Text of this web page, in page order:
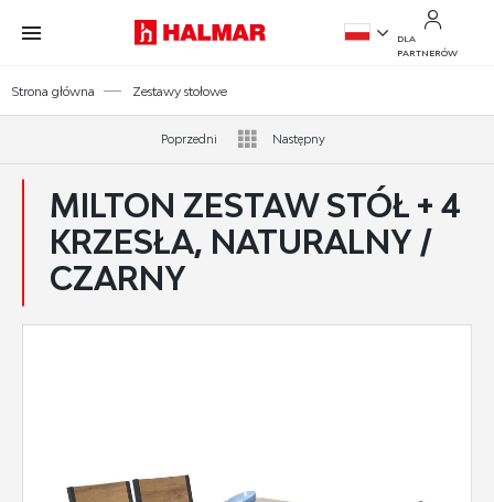
Przejdź do treści.
Przejdź do menu.
Przejdź do wyszukiwarki.
DLA
PARTNERÓW
Strona główna Zestawy stołowe
Poprzedni Następny
MILTON ZESTAW STÓŁ + 4
KRZESŁA, NATURALNY /
CZARNY